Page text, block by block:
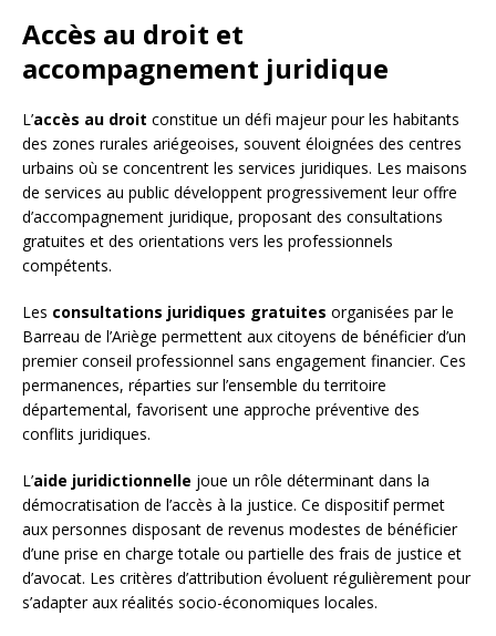
Accès au droit et
accompagnement juridique
L’accès au droit constitue un défi majeur pour les habitants
des zones rurales ariégeoises, souvent éloignées des centres
urbains où se concentrent les services juridiques. Les maisons
de services au public développent progressivement leur offre
d’accompagnement juridique, proposant des consultations
gratuites et des orientations vers les professionnels
compétents.
Les consultations juridiques gratuites organisées par le
Barreau de l’Ariège permettent aux citoyens de bénéficier d’un
premier conseil professionnel sans engagement financier. Ces
permanences, réparties sur l’ensemble du territoire
départemental, favorisent une approche préventive des
conflits juridiques.
L’aide juridictionnelle joue un rôle déterminant dans la
démocratisation de l’accès à la justice. Ce dispositif permet
aux personnes disposant de revenus modestes de bénéficier
d’une prise en charge totale ou partielle des frais de justice et
d’avocat. Les critères d’attribution évoluent régulièrement pour
s’adapter aux réalités socio-économiques locales.